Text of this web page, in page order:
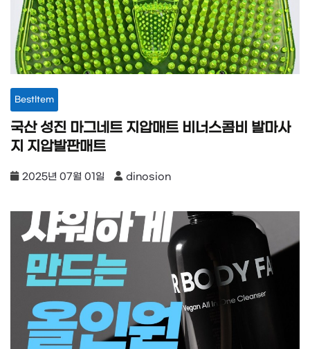
BestItem
국산 성진 마그네트 지압매트 비너스콤비 발마사
지 지압발판매트
2025년 07월 01일 dinosion